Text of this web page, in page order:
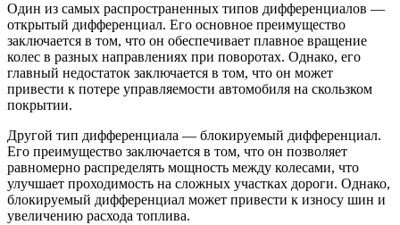
Один из самых распространенных типов дифференциалов —
открытый дифференциал. Его основное преимущество
заключается в том, что он обеспечивает плавное вращение
колес в разных направлениях при поворотах. Однако, его
главный недостаток заключается в том, что он может
привести к потере управляемости автомобиля на скользком
покрытии.
Другой тип дифференциала — блокируемый дифференциал.
Его преимущество заключается в том, что он позволяет
равномерно распределять мощность между колесами, что
улучшает проходимость на сложных участках дороги. Однако,
блокируемый дифференциал может привести к износу шин и
увеличению расхода топлива.